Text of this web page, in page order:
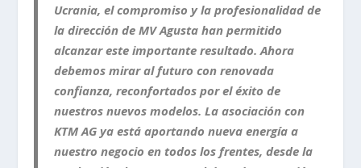
Ucrania, el compromiso y la profesionalidad de
la dirección de MV Agusta han permitido
alcanzar este importante resultado. Ahora
debemos mirar al futuro con renovada
confianza, reconfortados por el éxito de
nuestros nuevos modelos. La asociación con
KTM AG ya está aportando nueva energía a
nuestro negocio en todos los frentes, desde la